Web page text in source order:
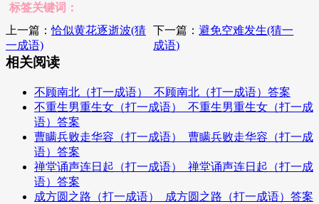
标签关键词：
上一篇：恰似黄花逐逝波(猜
一成语)
下一篇：避免空难发生(猜一
成语)
相关阅读
不顾南北（打一成语）_不顾南北（打一成语）答案
不重生男重生女（打一成语）_不重生男重生女（打一成
语）答案
曹瞒兵败走华容（打一成语）_曹瞒兵败走华容（打一成
语）答案
禅堂诵声连日起（打一成语）_禅堂诵声连日起（打一成
语）答案
成方圆之路（打一成语）_成方圆之路（打一成语）答案